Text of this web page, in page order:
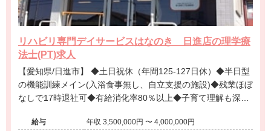
リハビリ専門デイサービスはなのき 日進店の理学療
法士(PT)求人
【愛知県/日進市】 ◆土日祝休（年間125-127日休）◆半日型
の機能訓練メイン(入浴食事無し、自立支援の施設)◆残業ほぼ
なしで17時退社可◆有給消化率80％以上◆子育て理解も深く
多数◆愛知県をメインに全国的に50年以上右肩上がりで展開
給与 年収 3,500,000円 〜 4,000,000円